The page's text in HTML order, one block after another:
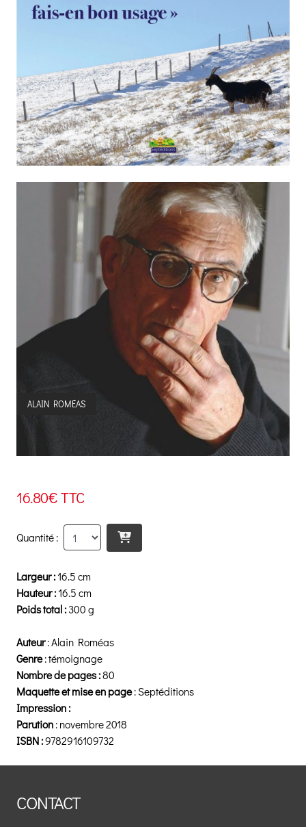
ALAIN ROMÉAS
16.80€ TTC
Quantité :
Largeur :16.5 cm
Hauteur :16.5 cm
Poids total :300 g
Auteur: Alain Roméas
Genre: témoignage
Nombre de pages :80
Maquette et mise en page: Septéditions
Impression :
Parution : novembre 2018
ISBN :9782916109732
CONTACT